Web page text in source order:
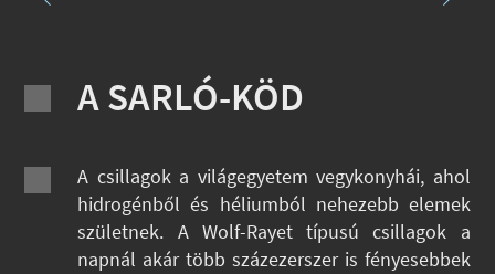
A SARLÓ-KÖD
A csillagok a világegyetem vegykonyhái, ahol
hidrogénből és héliumból nehezebb elemek
születnek. A Wolf-Rayet típusú csillagok a
napnál akár több százezerszer is fényesebbek